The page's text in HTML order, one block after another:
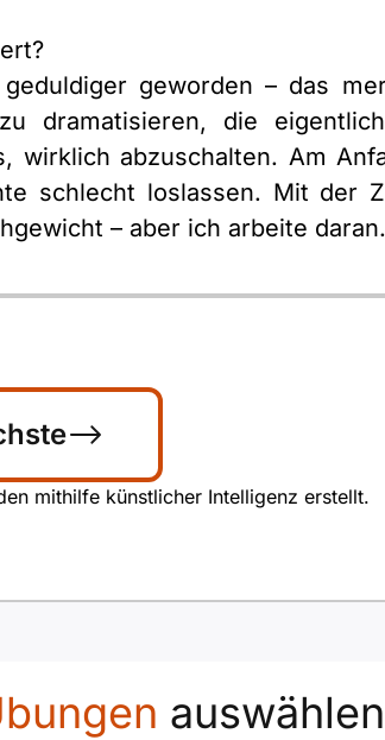
geworden – das
dramatisieren, die
wirklich abzuschalten. Am
schlecht loslassen. Mit der
– aber ich arbeite daran.
mithilfe künstlicher Intelligenz erstellt.
auswählen